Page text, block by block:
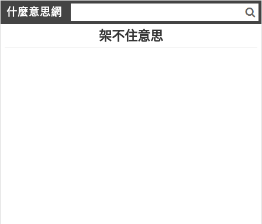
什麼意思網
架不住意思